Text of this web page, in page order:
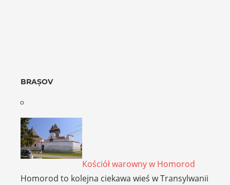
BRAȘOV
Kościół warowny w Homorod
Homorod to kolejna ciekawa wieś w Transylwanii